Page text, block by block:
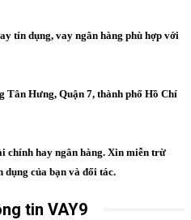
tín dụng, vay ngân hàng phù hợp với
Tân Hưng, Quận 7, thành phố Hồ Chí
chính hay ngân hàng. Xin miễn trừ
của bạn và đối tác.
tin VAY9